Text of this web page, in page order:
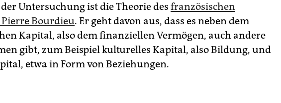
Untersuchung ist die Theorie des französischen
Pierre Bourdieu. Er geht davon aus, dass es neben dem
Kapital, also dem finanziellen Vermögen, auch andere
gibt, zum Beispiel kulturelles Kapital, also Bildung, und
etwa in Form von Beziehungen.